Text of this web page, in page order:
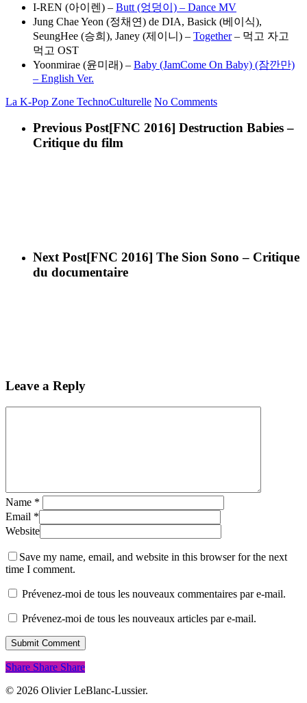
I-REN (아이렌) – Butt (엉덩이) – Dance MV
Jung Chae Yeon (정채연) de DIA, Basick (베이식),
SeungHee (승희), Janey (제이니) – Together– 먹고 자고
먹고 OST
Yoonmirae (윤미래) – Baby (JamCome On Baby) (잠깐만)
– English Ver.
La K-Pop Zone TechnoCulturelle No Comments
Previous Post[FNC 2016] Destruction Babies –
Critique du film
Next Post[FNC 2016] The Sion Sono – Critique
du documentaire
Leave a Reply
Name *
Email *
Website
Save my name, email, and website in this browser for the next
time I comment.
Prévenez-moi de tous les nouveaux commentaires par e-mail.
Prévenez-moi de tous les nouveaux articles par e-mail.
Share
Share Share Share
© 2026 Olivier LeBlanc-Lussier.